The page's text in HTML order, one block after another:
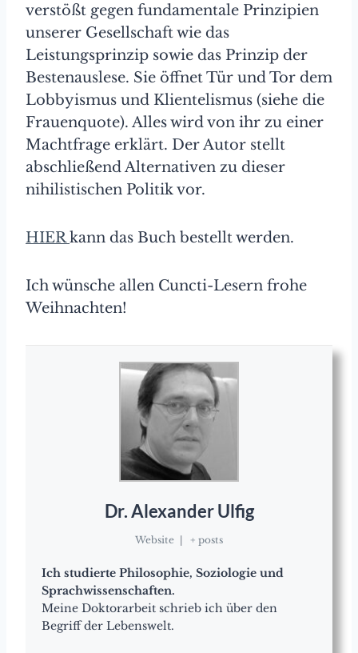
verstößt gegen fundamentale Prinzipien
unserer Gesellschaft wie das
Leistungsprinzip sowie das Prinzip der
Bestenauslese. Sie öffnet Tür und Tor dem
Lobbyismus und Klientelismus (siehe die
Frauenquote). Alles wird von ihr zu einer
Machtfrage erklärt. Der Autor stellt
abschließend Alternativen zu dieser
nihilistischen Politik vor.
HIERkann das Buch bestellt werden.
Ich wünsche allen Cuncti-Lesern frohe
Weihnachten!
Dr. Alexander Ulfig
Website + posts
Ich studierte Philosophie, Soziologie und
Sprachwissenschaften.
Meine Doktorarbeit schrieb ich über den
Begriff der Lebenswelt.